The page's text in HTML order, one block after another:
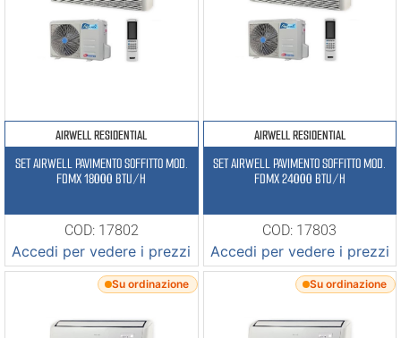
AIRWELL RESIDENTIAL
SET AIRWELL PAVIMENTO SOFFITTO MOD.
FDMX 18000 BTU/H
COD: 17802
Accedi per vedere i prezzi
AIRWELL RESIDENTIAL
SET AIRWELL PAVIMENTO SOFFITTO MOD.
FDMX 24000 BTU/H
COD: 17803
Accedi per vedere i prezzi
Su ordinazione Su ordinazione